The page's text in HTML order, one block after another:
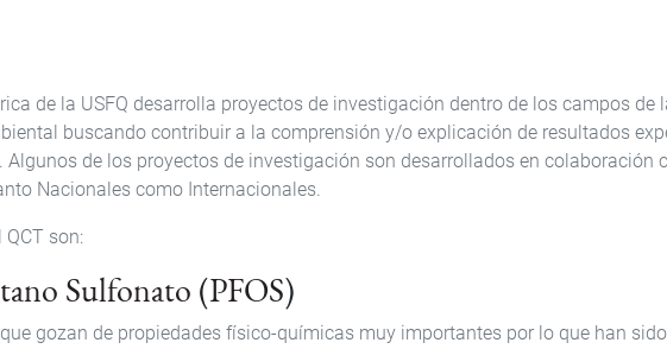
de la USFQ desarrolla proyectos de investigación dentro de los campos de
buscando contribuir a la comprensión y/o explicación de resultados
de los proyectos de investigación son desarrollados en colaboración
Nacionales como Internacionales.
son:
Sulfonato (PFOS)
gozan de propiedades físico-químicas muy importantes por lo que han